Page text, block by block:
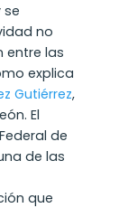
se
no
entre las
explica
Gutiérrez,
El
de
de las
que